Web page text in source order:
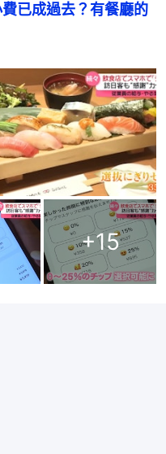
已成過去？有餐廳的
+15